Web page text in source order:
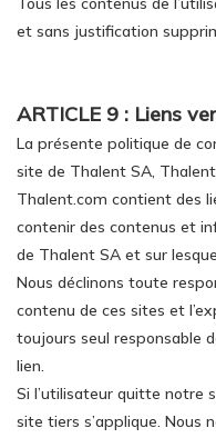
et sans justification
ARTICLE 9 : Liens
La présente politique de
site de Thalent SA,
Thalent.com contient des
contenir des contenus et
de Thalent SA et sur
Nous déclinons toute
contenu de ces sites et
toujours seul responsable
lien.
Si l’utilisateur quitte notre
site tiers s’applique. Nous